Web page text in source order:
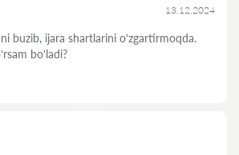
13.12.2024
buzib, ijara shartlarini o‘zgartirmoqda.
bo‘ladi?